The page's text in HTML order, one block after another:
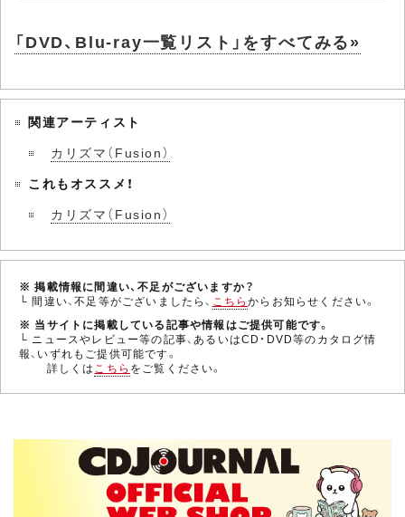
「DVD、Blu-ray一覧リスト」をすべてみる»
関連アーティスト
カリズマ（Fusion）
これもオススメ！
カリズマ（Fusion）
※ 掲載情報に間違い、不足がございますか？
└ 間違い、不足等がございましたら、 こちらからお知らせください。
※ 当サイトに掲載している記事や情報はご提供可能です。
└ ニュースやレビュー等の記事、あるいはCD・DVD等のカタログ情
報、いずれもご提供可能です。
詳しくはこちら をご覧ください。